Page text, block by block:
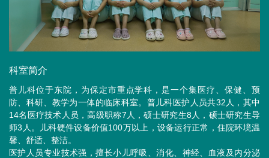
科室简介
普儿科位于东院，为保定市重点学科，是一个集医疗、保健、预
防、科研、教学为一体的临床科室。普儿科医护人员共32人，其中
14名医疗技术人员，高级职称7人，硕士研究生8人，硕士研究生导
师3人。儿科硬件设备价值100万以上，设备运行正常，住院环境温
馨、舒适、整洁。
医护人员专业技术强，擅长小儿呼吸、消化、神经、血液及内分泌